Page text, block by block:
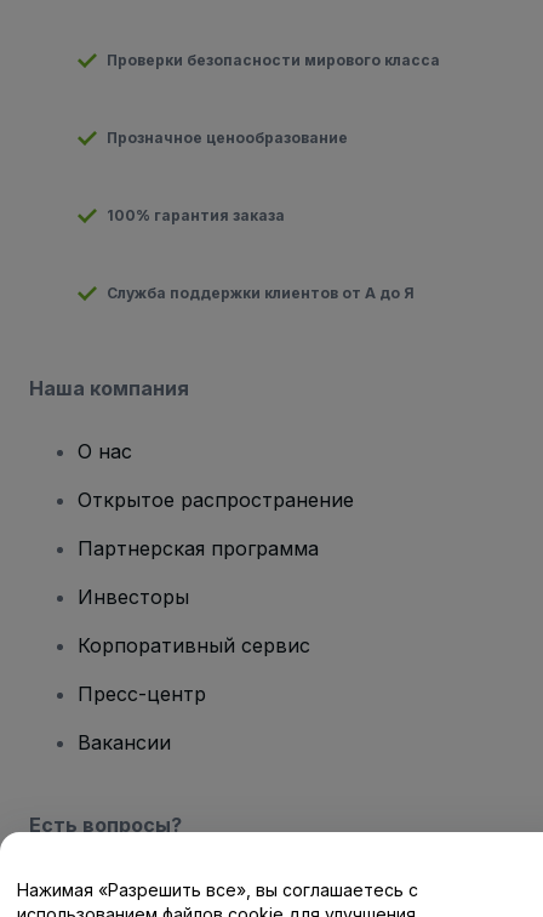
Проверки безопасности мирового класса
Прозначное ценообразование
100% гарантия заказа
Служба поддержки клиентов от А до Я
Наша компания
О нас
Открытое распространение
Партнерская программа
Инвесторы
Корпоративный сервис
Пресс-центр
Вакансии
Есть вопросы?
Центр помощи / Свяжитесь с нами
Нажимая «Разрешить все», вы соглашаетесь с